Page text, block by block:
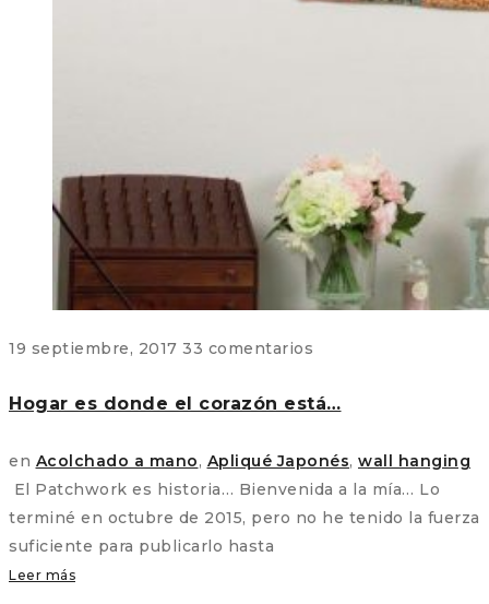
19 septiembre, 2017 33 comentarios
Hogar es donde el corazón está…
en Acolchado a mano, Apliqué Japonés, wall hanging
El Patchwork es historia… Bienvenida a la mía… Lo
terminé en octubre de 2015, pero no he tenido la fuerza
suficiente para publicarlo hasta
Leer más